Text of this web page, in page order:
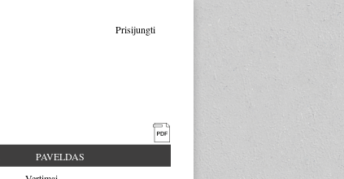
Prisijungti
PAVELDAS